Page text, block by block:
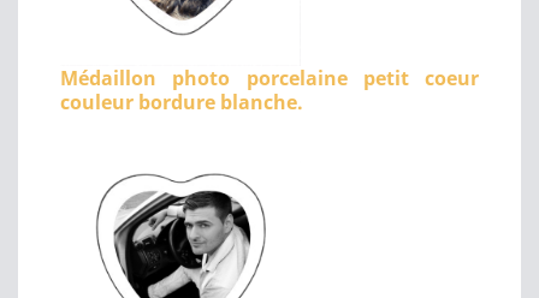
Médaillon photo porcelaine petit coeur
couleur bordure blanche.